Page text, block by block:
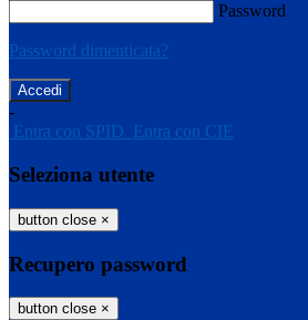
Password
Password dimenticata?
-
Entra con SPID Entra con CIE
Seleziona utente
button close ×
Recupero password
button close ×